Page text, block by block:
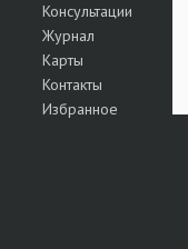
Консультации
Журнал
Карты
Контакты
Избранное